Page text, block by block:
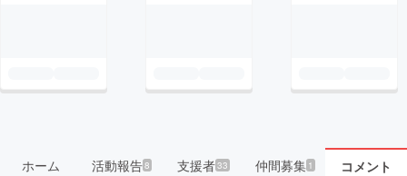
ホーム 活動報告8 支援者33 仲間募集 1 コメント